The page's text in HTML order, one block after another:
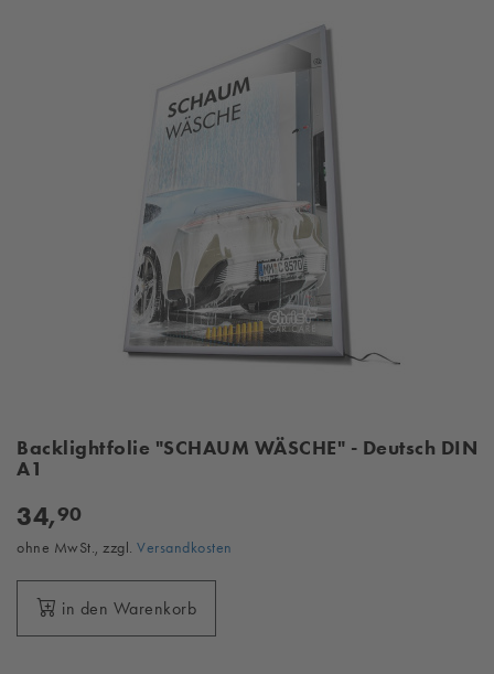
Backlightfolie "SCHAUM WÄSCHE" - Deutsch DIN
A1
34,90
ohne MwSt., zzgl. Versandkosten
in den Warenkorb